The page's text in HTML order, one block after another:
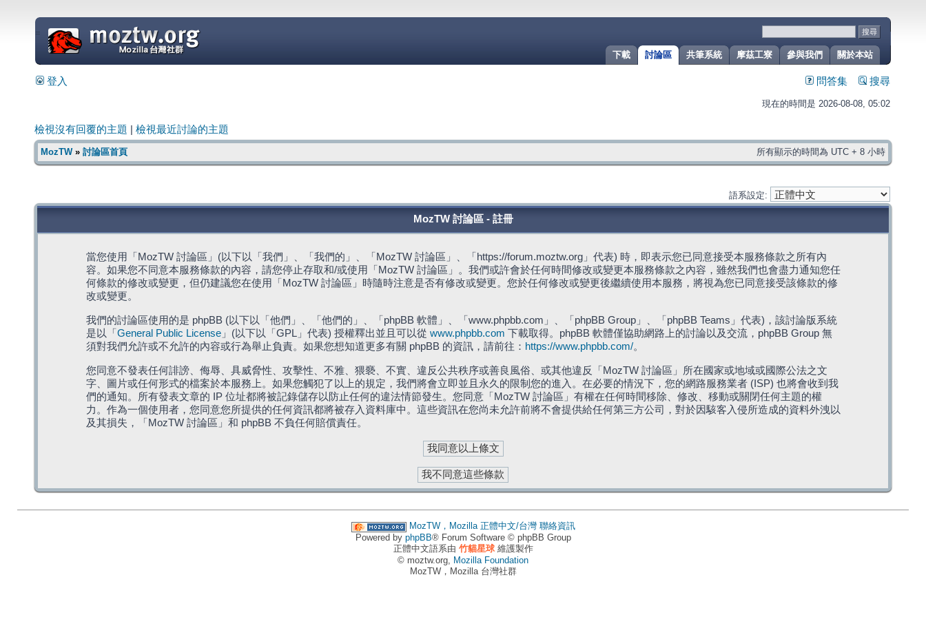
關於本站
參與我們
摩茲工寮
共筆系統
討論區
下載
=
登入 問答集 搜尋
現在的時間是 2026-08-08, 05:02
檢視沒有回覆的主題 檢視最近討論的主題
MozTW» 討論區首頁 所有顯示的時間為 UTC + 8 小時
語系設定:
MozTW 討論區 - 註冊
當您使用「MozTW 討論區」(以下以「我們」、「我們的」、「MozTW 討論區」、「https://forum.moztw.org」代表) 時，即表示您已同意接受本服務條款之所有內
容。如果您不同意本服務條款的內容，請您停止存取和/或使用「MozTW 討論區」。我們或許會於任何時間修改或變更本服務條款之內容，雖然我們也會盡力通知您任
何條款的修改或變更，但仍建議您在使用「MozTW 討論區」時隨時注意是否有修改或變更。您於任何修改或變更後繼續使用本服務，將視為您已同意接受該條款的修
改或變更。
我們的討論區使用的是 phpBB (以下以「他們」、「他們的」、「phpBB 軟體」、「www.phpbb.com」、「phpBB Group」、「phpBB Teams」代表)，該討論版系統
是以「 General Public License」(以下以「GPL」代表) 授權釋出並且可以從 www.phpbb.com 下載取得。phpBB 軟體僅協助網路上的討論以及交流，phpBB Group 無
須對我們允許或不允許的內容或行為舉止負責。如果您想知道更多有關 phpBB 的資訊，請前往： https://www.phpbb.com/。
您同意不發表任何誹謗、侮辱、具威脅性、攻擊性、不雅、猥褻、不實、違反公共秩序或善良風俗、或其他違反「MozTW 討論區」所在國家或地域或國際公法之文
字、圖片或任何形式的檔案於本服務上。如果您觸犯了以上的規定，我們將會立即並且永久的限制您的進入。在必要的情況下，您的網路服務業者 (ISP) 也將會收到我
們的通知。所有發表文章的 IP 位址都將被記錄儲存以防止任何的違法情節發生。您同意「MozTW 討論區」有權在任何時間移除、修改、移動或關閉任何主題的權
力。作為一個使用者，您同意您所提供的任何資訊都將被存入資料庫中。這些資訊在您尚未允許前將不會提供給任何第三方公司，對於因駭客入侵所造成的資料外洩以
及其損失，「MozTW 討論區」和 phpBB 不負任何賠償責任。
MozTW，Mozilla 正體中文/台灣 聯絡資訊
Powered by phpBB® Forum Software © phpBB Group
正體中文語系由 竹貓星球維護製作
© moztw.org, Mozilla Foundation
MozTW，Mozilla 台灣社群